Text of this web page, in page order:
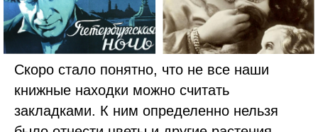
Скоро стало понятно, что не все наши
книжные находки можно считать
закладками. К ним определенно нельзя